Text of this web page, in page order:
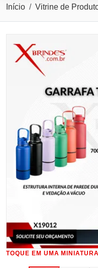
Início Vitrine de
TOQUE EM UMA